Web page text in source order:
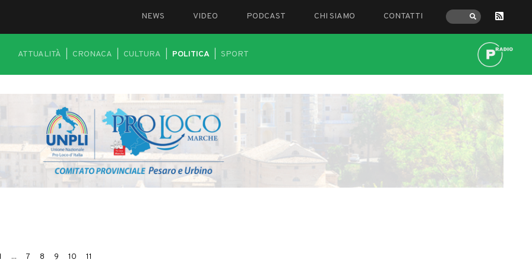
NEWS VIDEO PODCAST CHI SIAMO CONTATTI
ATTUALITÀ CRONACA CULTURA POLITICA SPORT
... 7 8 9 10 11